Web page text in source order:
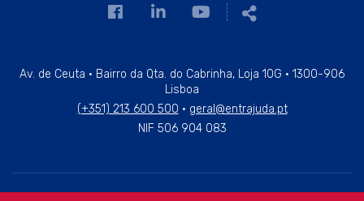
Link
página
de
Facebook
Link
página
de
Linkedin
Link
página
de
Youtube
Av. de Ceuta · Bairro da Qta. do Cabrinha, Loja 10G · 1300-906
Lisboa
(+351) 213 600 500 · geral@entrajuda.pt
NIF 506 904 083